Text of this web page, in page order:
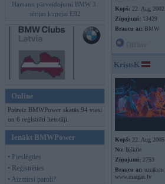
Hamann pārveidojumi BMW 3.
sērijas kupejai E92
Online
Pašreiz BMWPower skatās 94 viesi
un 6 reģistrēti lietotāji.
Ienākt BMWPower
• Pieslēgties
• Reģistrēties
• Aizmirsi paroli?
Kopš: 22. Aug 2002
Ziņojumi: 13429
Braucu ar: BMW
KristsK
Kopš: 22. Aug 2005
No: Ikšķile
Ziņojumi: 2753
Braucu ar: uzrakstu
www.margas.lv